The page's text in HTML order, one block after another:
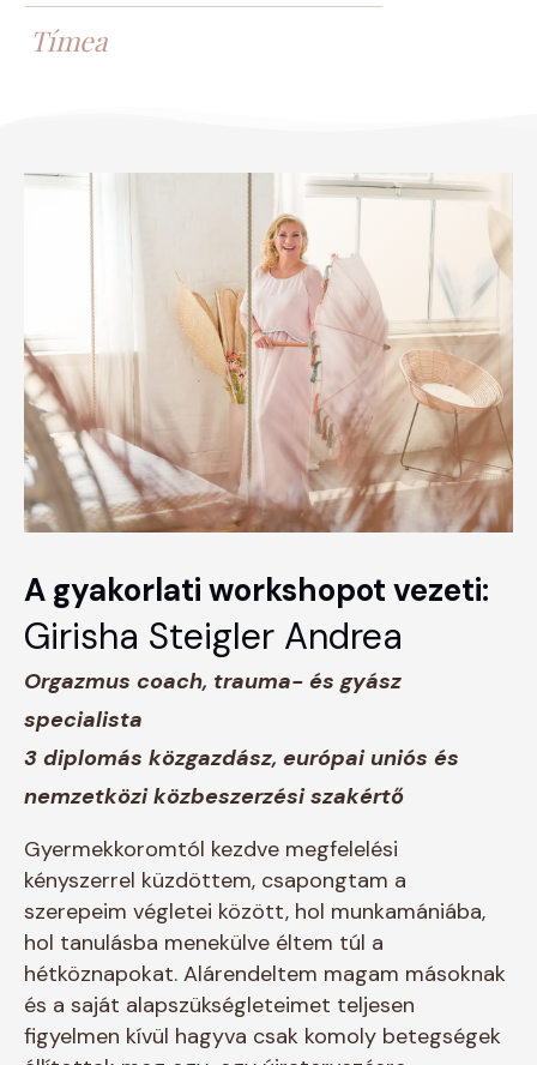
Tímea
A gyakorlati workshopot vezeti:
Girisha Steigler Andrea
Orgazmus coach, trauma- és gyász
specialista
3 diplomás közgazdász, európai uniós és
nemzetközi közbeszerzési szakértő
Gyermekkoromtól kezdve megfelelési
kényszerrel küzdöttem, csapongtam a
szerepeim végletei között, hol munkamániába,
hol tanulásba menekülve éltem túl a
hétköznapokat. Alárendeltem magam másoknak
és a saját alapszükségleteimet teljesen
figyelmen kívül hagyva csak komoly betegségek